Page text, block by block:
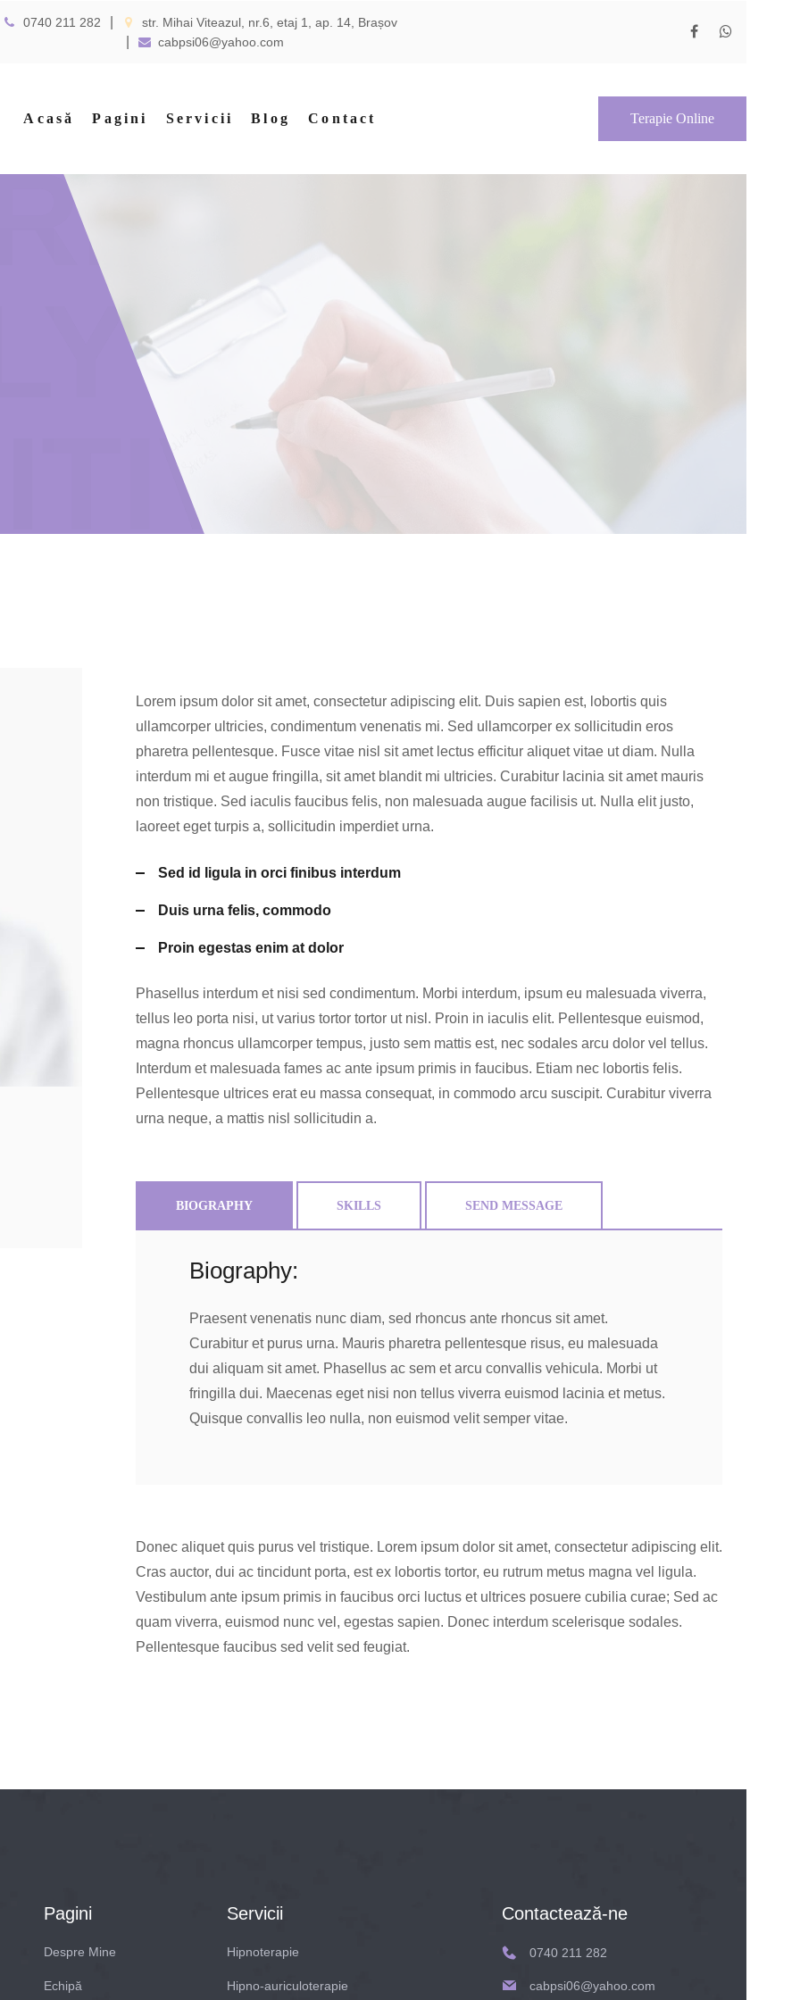
0740 211 282
str. Mihai Viteazul, nr.6, etaj 1, ap. 14, Brașov
cabpsi06@yahoo.com
Acasă Pagini Servicii Blog Contact Terapie Online
Lorem ipsum dolor sit amet, consectetur adipiscing elit. Duis sapien est, lobortis quis
ullamcorper ultricies, condimentum venenatis mi. Sed ullamcorper ex sollicitudin eros
pharetra pellentesque. Fusce vitae nisl sit amet lectus efficitur aliquet vitae ut diam. Nulla
interdum mi et augue fringilla, sit amet blandit mi ultricies. Curabitur lacinia sit amet mauris
non tristique. Sed iaculis faucibus felis, non malesuada augue facilisis ut. Nulla elit justo,
laoreet eget turpis a, sollicitudin imperdiet urna.
Sed id ligula in orci finibus interdum
Duis urna felis, commodo
Proin egestas enim at dolor
Phasellus interdum et nisi sed condimentum. Morbi interdum, ipsum eu malesuada viverra,
tellus leo porta nisi, ut varius tortor tortor ut nisl. Proin in iaculis elit. Pellentesque euismod,
magna rhoncus ullamcorper tempus, justo sem mattis est, nec sodales arcu dolor vel tellus.
Interdum et malesuada fames ac ante ipsum primis in faucibus. Etiam nec lobortis felis.
Pellentesque ultrices erat eu massa consequat, in commodo arcu suscipit. Curabitur viverra
urna neque, a mattis nisl sollicitudin a.
BIOGRAPHY SKILLS SEND MESSAGE
Biography:
Praesent venenatis nunc diam, sed rhoncus ante rhoncus sit amet.
Curabitur et purus urna. Mauris pharetra pellentesque risus, eu malesuada
dui aliquam sit amet. Phasellus ac sem et arcu convallis vehicula. Morbi ut
fringilla dui. Maecenas eget nisi non tellus viverra euismod lacinia et metus.
Quisque convallis leo nulla, non euismod velit semper vitae.
Donec aliquet quis purus vel tristique. Lorem ipsum dolor sit amet, consectetur adipiscing elit.
Cras auctor, dui ac tincidunt porta, est ex lobortis tortor, eu rutrum metus magna vel ligula.
Vestibulum ante ipsum primis in faucibus orci luctus et ultrices posuere cubilia curae; Sed ac
quam viverra, euismod nunc vel, egestas sapien. Donec interdum scelerisque sodales.
Pellentesque faucibus sed velit sed feugiat.
Pagini
Despre Mine
Echipă
Servicii
Hipnoterapie
Hipno-auriculoterapie
Contactează-ne
0740 211 282
cabpsi06@yahoo.com